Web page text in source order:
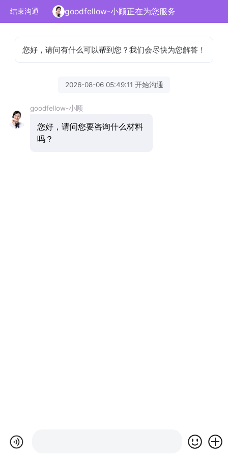
结束沟通 goodfellow-小顾正在为您服务
您好，请问有什么可以帮到您？我们会尽快为您解答！
2026-08-06 05:49:11 开始沟通
goodfellow-小顾
您好，请问您要咨询什么材料
吗？